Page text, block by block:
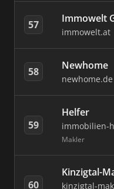
57 Immowelt
immowelt.at
58 Newhome
newhome.de
59
Helfer
immobilien-
Makler
60
Kinzigtal-
kinzigtal-